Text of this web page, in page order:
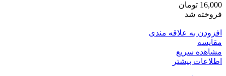
16,000 تومان
فروخته شد
افزودن به علاقه مندی
مقایسه
مشاهده سریع
اطلاعات بیشتر